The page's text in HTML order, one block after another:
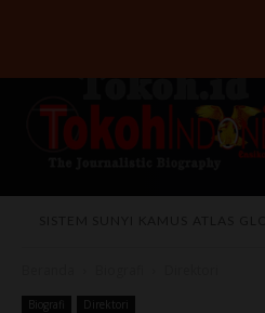
Biografi Direktori